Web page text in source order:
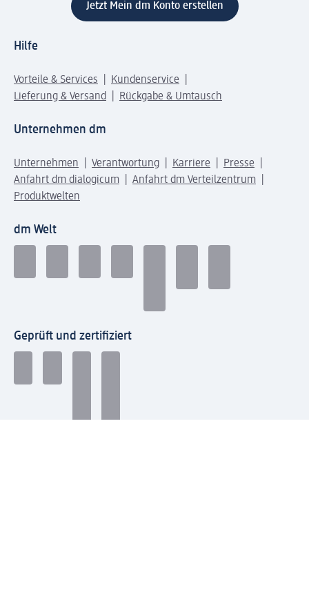
Jetzt Mein dm Konto erstellen
Hilfe
Vorteile & Services
Kundenservice
Lieferung & Versand
Rückgabe & Umtausch
Unternehmen dm
Unternehmen Verantwortung Karriere
Presse
Anfahrt dm dialogicum
Anfahrt dm Verteilzentrum
Produktwelten
dm Welt
Geprüft und zertifiziert